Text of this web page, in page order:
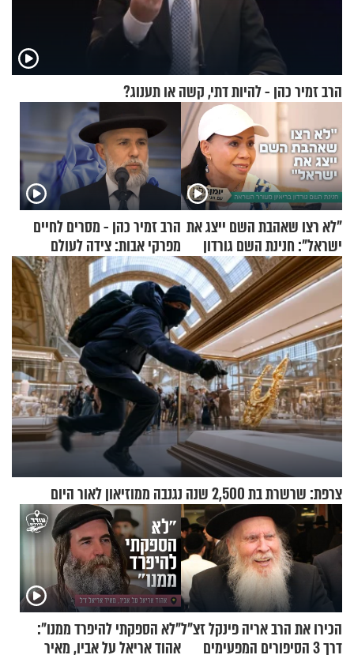
הרב זמיר כהן - להיות דתי, קשה או תענוג?
"לא רצו שאהבת השם ייצג את
ישראל": חנינת השם גורדון
בריאיון מעורר השראה
הרב זמיר כהן - מסרים לחיים
מפרקי אבות: צידה לעולם
האמת
צרפת: שרשרת בת 2,500 שנה נגנבה ממוזיאון לאור היום
הכירו את הרב אריה פינקל זצ"ל
דרך 3 הסיפורים המפעימים
"לא הספקתי להיפרד ממנו":
אהוד אריאל על אביו, מאיר